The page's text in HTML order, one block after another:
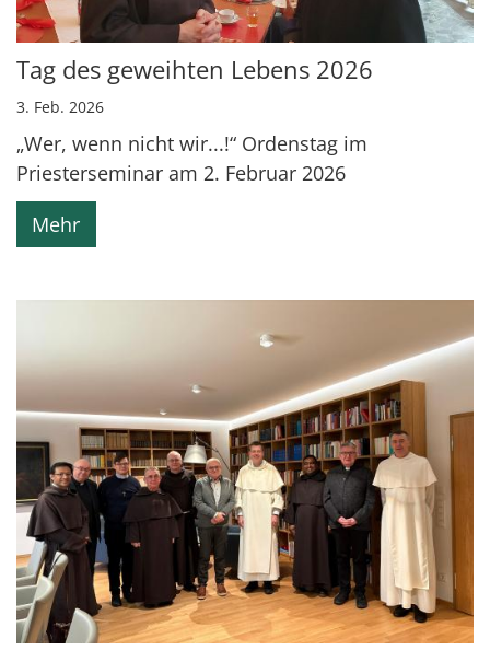
Tag des geweihten Lebens 2026
3. Feb. 2026
„Wer, wenn nicht wir...!“ Ordenstag im
Priesterseminar am 2. Februar 2026
Mehr